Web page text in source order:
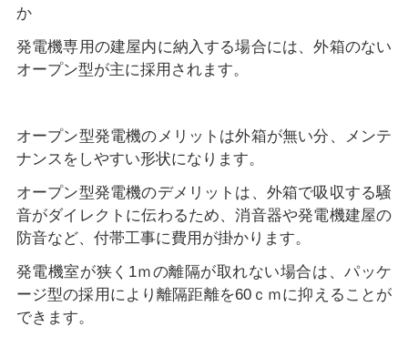
か
発電機専用の建屋内に納入する場合には、外箱のない
オープン型が主に採用されます。
オープン型発電機のメリットは外箱が無い分、メンテ
ナンスをしやすい形状になります。
オープン型発電機のデメリットは、外箱で吸収する騒
音がダイレクトに伝わるため、消音器や発電機建屋の
防音など、付帯工事に費用が掛かります。
発電機室が狭く1ｍの離隔が取れない場合は、パッケ
ージ型の採用により離隔距離を60ｃｍに抑えることが
できます。